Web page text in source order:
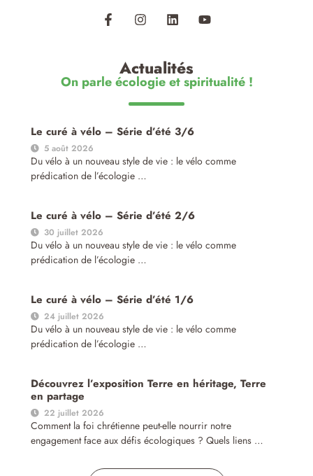
Actualités
On parle écologie et spiritualité !
Le curé à vélo – Série d’été 3/6
5 août 2026
Du vélo à un nouveau style de vie : le vélo comme
prédication de l’écologie …
Le curé à vélo – Série d’été 2/6
30 juillet 2026
Du vélo à un nouveau style de vie : le vélo comme
prédication de l’écologie …
Le curé à vélo – Série d’été 1/6
24 juillet 2026
Du vélo à un nouveau style de vie : le vélo comme
prédication de l’écologie …
Découvrez l’exposition Terre en héritage, Terre
en partage
22 juillet 2026
Comment la foi chrétienne peut-elle nourrir notre
engagement face aux défis écologiques ? Quels liens …